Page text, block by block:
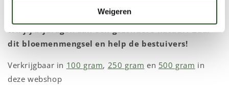
Weigeren
dit bloemenmengsel en help de bestuivers!
Verkrijgbaar in 100 gram, 250 gram en 500 gram in
deze webshop